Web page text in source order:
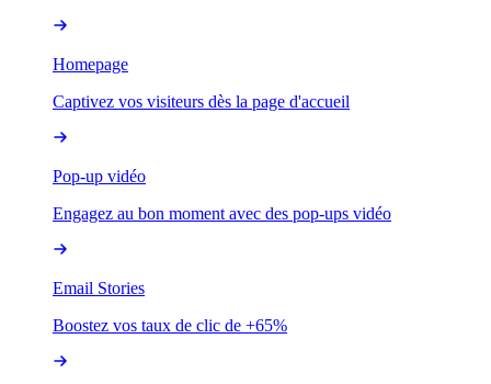
Homepage
Captivez vos visiteurs dès la page d'accueil
Pop-up vidéo
Engagez au bon moment avec des pop-ups vidéo
Email Stories
Boostez vos taux de clic de +65%